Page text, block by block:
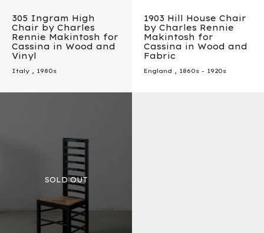
305 Ingram High
Chair by Charles
Rennie Makintosh for
Cassina in Wood and
Vinyl
Italy , 1980s
1903 Hill House Chair
by Charles Rennie
Makintosh for
Cassina in Wood and
Fabric
England , 1860s - 1920s